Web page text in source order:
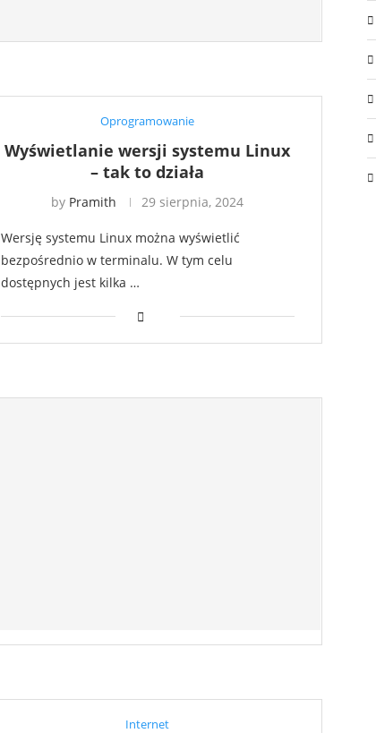
Oprogramowanie
Wyświetlanie wersji systemu Linux
– tak to działa
by Pramith 29 sierpnia, 2024
Wersję systemu Linux można wyświetlić
bezpośrednio w terminalu. W tym celu
dostępnych jest kilka …
Internet